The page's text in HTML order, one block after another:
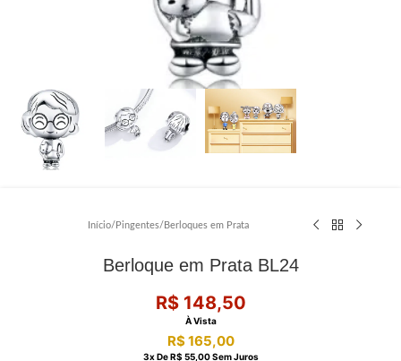
Início/ Pingentes/ Berloques em Prata
Berloque em Prata BL24
R$148,50
À Vista
R$165,00
3X DeR$ 55,00Sem Juros